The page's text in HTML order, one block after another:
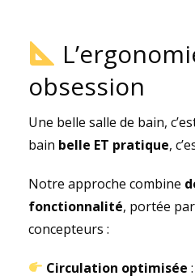
obsession
Une belle salle de bain,
bain belle ET pratique,
Notre approche combine
fonctionnalité, portée
concepteurs :
Circulation optimisée